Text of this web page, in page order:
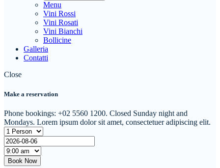
Menu
Vini Rossi
Vini Rosati
Vini Bianchi
Bollicine
Galleria
Contatti
Close
Make a reservation
Phone bookings: +02 5560 1200. Closed Sunday night and
Mondays. Lorem ipsum dolor sit amet, consectetuer adipiscing elit.
Book Now